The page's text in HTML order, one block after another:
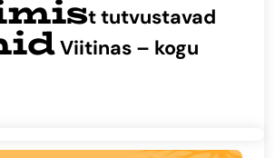
t tutvustavad
Viitinas – kogu